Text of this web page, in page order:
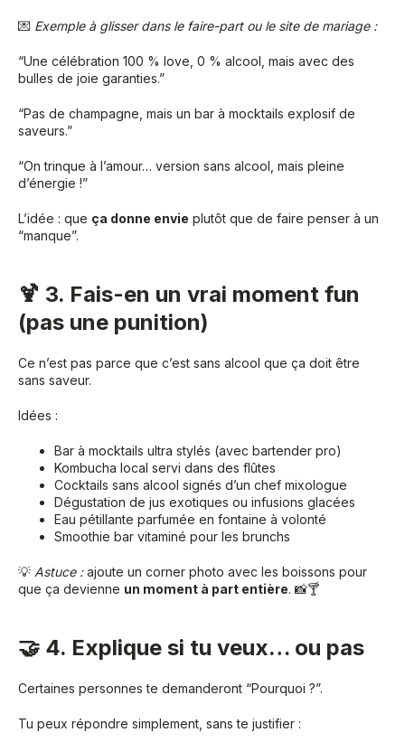
💌 Exemple à glisser dans le faire-part ou le site de mariage :
“Une célébration 100 % love, 0 % alcool, mais avec des
bulles de joie garanties.”
“Pas de champagne, mais un bar à mocktails explosif de
saveurs.”
“On trinque à l’amour… version sans alcool, mais pleine
d’énergie !”
L’idée : que ça donne envie plutôt que de faire penser à un
“manque”.
🍹 3. Fais-en un vrai moment fun
(pas une punition)
Ce n’est pas parce que c’est sans alcool que ça doit être
sans saveur.
Idées :
Bar à mocktails ultra stylés (avec bartender pro)
Kombucha local servi dans des flûtes
Cocktails sans alcool signés d’un chef mixologue
Dégustation de jus exotiques ou infusions glacées
Eau pétillante parfumée en fontaine à volonté
Smoothie bar vitaminé pour les brunchs
💡 Astuce :ajoute un corner photo avec les boissons pour
que ça devienne un moment à part entière. 📸🍸
🤝 4. Explique si tu veux… ou pas
Certaines personnes te demanderont “Pourquoi ?”.
Tu peux répondre simplement, sans te justifier :